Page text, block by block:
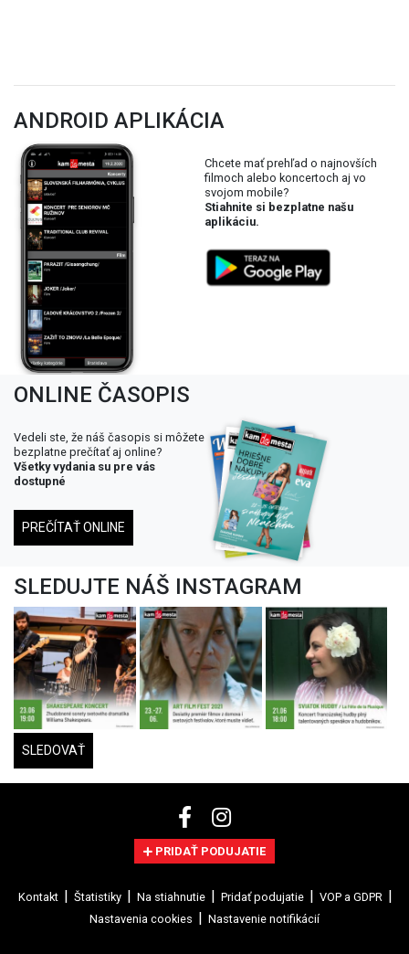
ANDROID APLIKÁCIA
Chcete mať prehľad o najnovších
filmoch alebo koncertoch aj vo
svojom mobile?
Stiahnite si bezplatne našu
aplikáciu.
ONLINE ČASOPIS
Vedeli ste, že náš časopis si môžete
bezplatne prečítať aj online?
Všetky vydania su pre vás
dostupné
PREČÍTAŤ ONLINE
SLEDUJTE NÁŠ INSTAGRAM
SLEDOVAŤ
PRIDAŤ PODUJATIE
Kontakt Štatistiky Na stiahnutie Pridať podujatie
VOP a GDPR
Nastavenia cookies
Nastavenie notifikácií